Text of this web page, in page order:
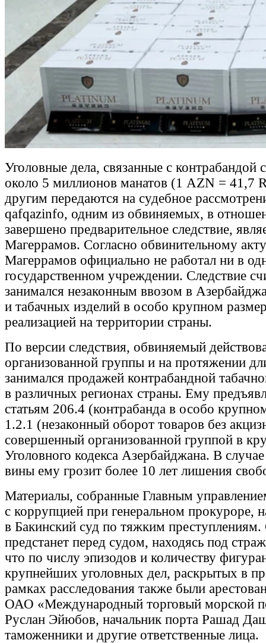
Уголовные дела, связанные с контрабандой
около 5 миллионов манатов (1 AZN = 41,7
другим передаются на судебное
qafqazinfo, одним из обвиняемых, в
завершено предварительное следствие,
Магеррамов. Согласно обвинительному
Магеррамов официально не работал ни в
государственном учреждении. Следствие
занимался незаконным ввозом в
и табачных изделий в особо крупном
реализацией на территории страны.
По версии следствия, обвиняемый
организованной группы и на протяжении
занимался продажей контрабандной
в различных регионах страны. Ему
статьям 206.4 (контрабанда в особо
1.2.1 (незаконный оборот товаров без
совершенный организованной группой в
Уголовного кодекса Азербайджана. В случае
вины ему грозит более 10 лет лишения
Материалы, собранные Главным
с коррупцией при генеральном прокуроре,
в Бакинский суд по тяжким
предстанет перед судом, находясь под
что по числу эпизодов и количеству
крупнейших уголовных дел, раскрытых в
рамках расследования также были
ОАО «Международный торговый морской
Руслан Эйюбов, начальник порта Рашад
таможенники и другие ответственные лица.